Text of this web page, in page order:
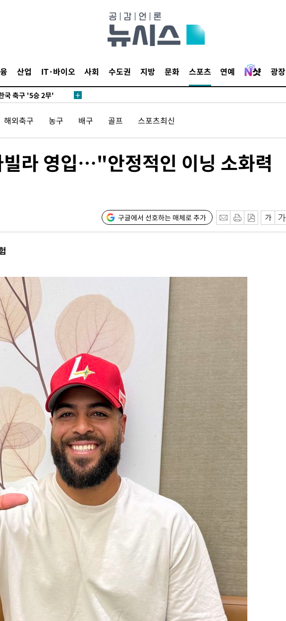
산업 IT·바이오 사회 수도권 지방 문화 스포츠 연예 광장
4개 면 특별재난지역
계급 임용…희망지 못
메모리 수요 선제 대
국 축구 '5승 2무'
린 6258.77에 마쳐
마감
해 前교정본부장 기소
수사 재개"
' 된 축구협회
범수 징계 절차 개시
무역총액 25.3%↑
3년
인바운드·남쪽 아웃바
, 폭염경보로 하향
4개 면 특별재난지역
계급 임용…희망지 못
많은 비[내일날씨]
메모리 수요 선제 대
투란VC 입단
국 축구 '5승 2무'
마감
6258.77에 마쳐
마감
이후 첫 40도
해 前교정본부장 기소
에 수사 재개"
' 된 축구협회
서울대 공대 교수…이병
서범수 징계 절차 개시
무역총액 25.3%↑
3년
해외축구 농구 배구 골프 스포츠최신
라 영입…"안정적인 이닝 소화력
구글에서 선호하는 매체로 추가